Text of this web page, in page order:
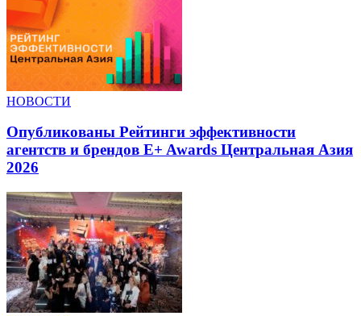
НОВОСТИ
Опубликованы Рейтинги эффективности
агентств и брендов E+ Awards Центральная Азия
2026